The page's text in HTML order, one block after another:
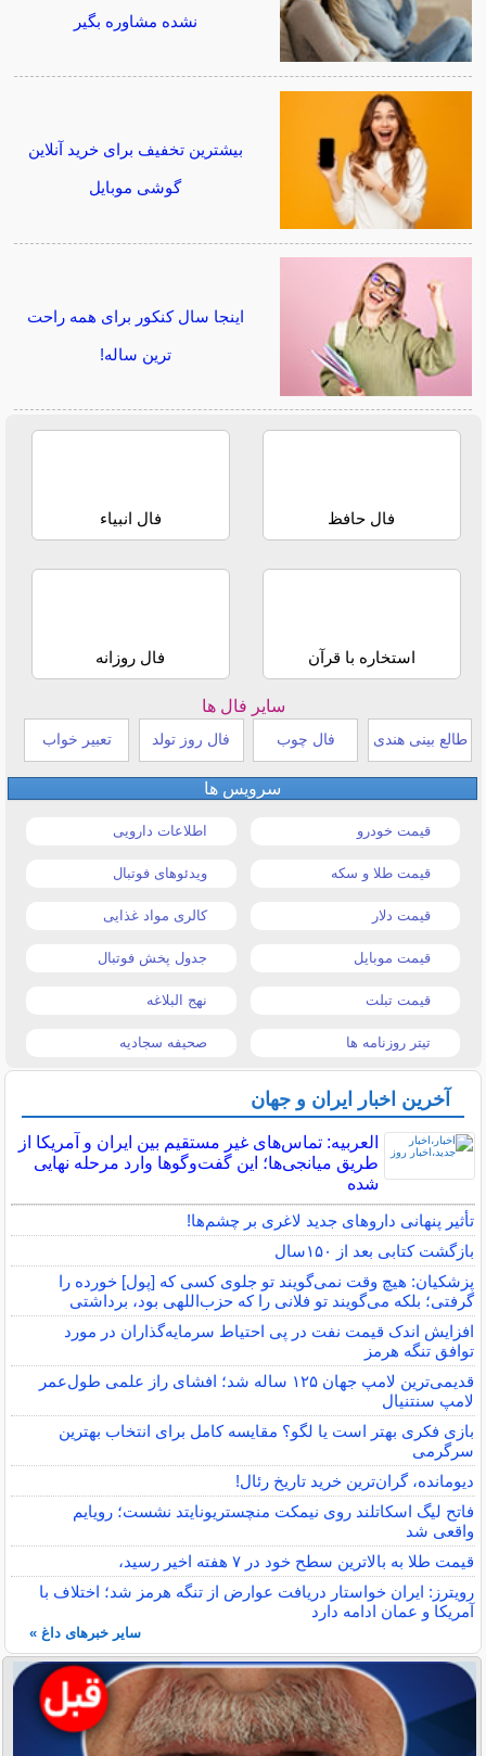
نشده مشاوره بگیر
بیشترین تخفیف برای خرید آنلاین
گوشی موبایل
اینجا سال کنکور برای همه راحت
ترین ساله!
فال حافظ فال انبیاء
استخاره با قرآن فال روزانه
سایر فال ها
طالع بینی هندی فال چوب فال روز تولد تعبیر خواب
سرویس ها
قیمت خودرو اطلاعات دارویی
قیمت طلا و سکه ویدئوهای فوتبال
قیمت دلار کالری مواد غذایی
قیمت موبایل جدول پخش فوتبال
قیمت تبلت نهج البلاغه
تیتر روزنامه ها صحیفه سجادیه
آخرین اخبار ایران و جهان
العربیه: تماس‌های غیر مستقیم بین ایران و آمریکا از
طریق میانجی‌ها؛ این گفت‌و‌گو‌ها وارد مرحله نهایی
شده
تأثیر پنهانی داروهای جدید لاغری بر چشم‌ها!
بازگشت کتابی بعد از ۱۵۰سال
پزشکیان: هیچ وقت نمی‌گویند تو جلوی کسی که [پول] خورده را
گرفتی؛ بلکه می‌گویند تو فلانی را که حزب‌اللهی بود، برداشتی
افزایش اندک قیمت نفت در پی احتیاط سرمایه‌گذاران در مورد
توافق تنگه هرمز
قدیمی‌ترین لامپ جهان ۱۲۵ ساله شد؛ افشای راز علمی طول‌عمر
لامپ سنتنیال
بازی فکری بهتر است یا لگو؟ مقایسه کامل برای انتخاب بهترین
سرگرمی
دیومانده، گران‌ترین خرید تاریخ رئال!
فاتح لیگ اسکاتلند روی نیمکت منچستریونایتد نشست؛ رویایم
واقعی شد
قیمت طلا به بالاترین سطح خود در ۷ هفته اخیر رسید،
رویترز: ایران خواستار دریافت عوارض از تنگه هرمز شد؛ اختلاف با
آمریکا و عمان ادامه دارد
سایر خبرهای داغ »